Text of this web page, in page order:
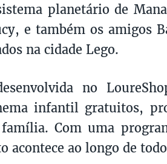
planetário de
e também os amigos
na cidade Lego.
no
infantil gratuitos,
Com uma
acontece ao longo de